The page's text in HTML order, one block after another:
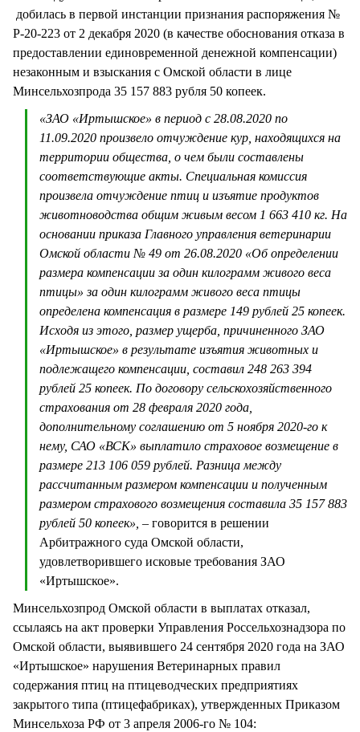
добилась в первой инстанции признания распоряжения №
Р-20-223 от 2 декабря 2020 (в качестве обоснования отказа в
предоставлении единовременной денежной компенсации)
незаконным и взыскания с Омской области в лице
Минсельхозпрода 35 157 883 рубля 50 копеек.
«ЗАО «Иртышское» в период с 28.08.2020 по
11.09.2020 произвело отчуждение кур, находящихся на
территории общества, о чем были составлены
соответствующие акты. Специальная комиссия
произвела отчуждение птиц и изъятие продуктов
животноводства общим живым весом 1 663 410 кг. На
основании приказа Главного управления ветеринарии
Омской области № 49 от 26.08.2020 «Об определении
размера компенсации за один килограмм живого веса
птицы» за один килограмм живого веса птицы
определена компенсация в размере 149 рублей 25 копеек.
Исходя из этого, размер ущерба, причиненного ЗАО
«Иртышское» в результате изъятия животных и
подлежащего компенсации, составил 248 263 394
рублей 25 копеек. По договору сельскохозяйственного
страхования от 28 февраля 2020 года,
дополнительному соглашению от 5 ноября 2020-го к
нему, САО «ВСК» выплатило страховое возмещение в
размере 213 106 059 рублей. Разница между
рассчитанным размером компенсации и полученным
размером страхового возмещения составила 35 157 883
рублей 50 копеек», – говорится в решении
Арбитражного суда Омской области,
удовлетворившего исковые требования ЗАО
«Иртышское».
Минсельхозпрод Омской области в выплатах отказал,
ссылаясь на акт проверки Управления Россельхознадзора по
Омской области, выявившего 24 сентября 2020 года на ЗАО
«Иртышское» нарушения Ветеринарных правил
содержания птиц на птицеводческих предприятиях
закрытого типа (птицефабриках), утвержденных Приказом
Минсельхоза РФ от 3 апреля 2006-го № 104: